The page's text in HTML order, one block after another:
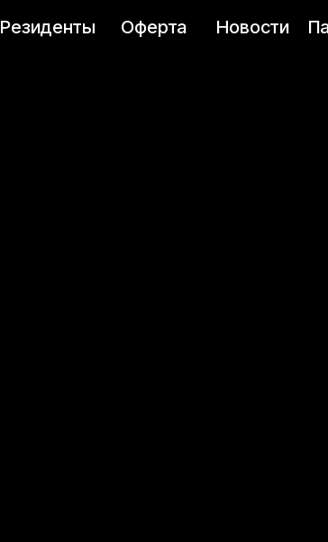
Резиденты Оферта Новости